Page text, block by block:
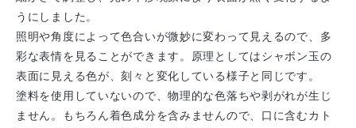
うにしました。
照明や角度によって色合いが微妙に変わって見えるので、多
彩な表情を見ることができます。原理としてはシャボン玉の
表面に見える色が、刻々と変化している様子と同じです。
塗料を使用していないので、物理的な色落ちや剥がれが生じ
ません。もちろん着色成分を含みませんので、口に含むカト